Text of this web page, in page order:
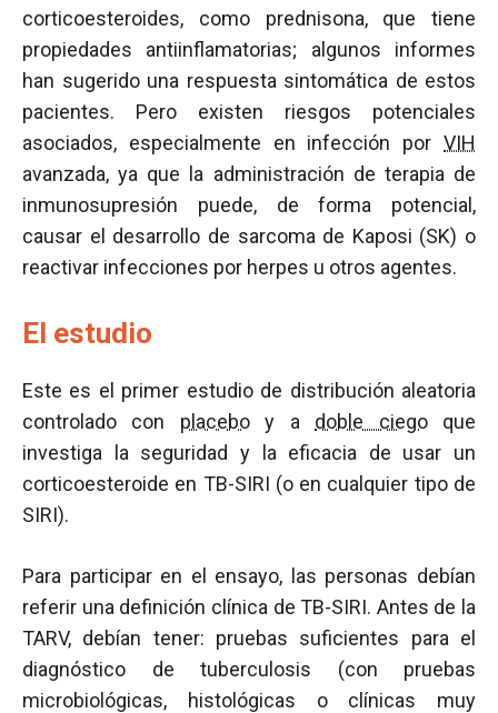
corticoesteroides, como prednisona, que tiene
propiedades antiinflamatorias; algunos informes
han sugerido una respuesta sintomática de estos
pacientes. Pero existen riesgos potenciales
asociados, especialmente en infección por VIH
avanzada, ya que la administración de terapia de
inmunosupresión puede, de forma potencial,
causar el desarrollo de sarcoma de Kaposi (SK) o
reactivar infecciones por herpes u otros agentes.
El estudio
Este es el primer estudio de distribución aleatoria
controlado con placeboy a doble ciegoque
investiga la seguridad y la eficacia de usar un
corticoesteroide en TB-SIRI (o en cualquier tipo de
SIRI).
Para participar en el ensayo, las personas debían
referir una definición clínica de TB-SIRI. Antes de la
TARV, debían tener: pruebas suficientes para el
diagnóstico de tuberculosis (con pruebas
microbiológicas, histológicas o clínicas muy